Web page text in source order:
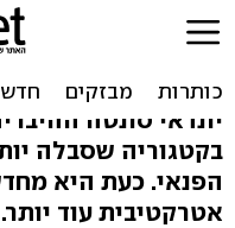
יונדאי
יונדאי סונטה
בקטגוריה שסבלה
הפנאי. כעת היא
אטרקטיבית עוד